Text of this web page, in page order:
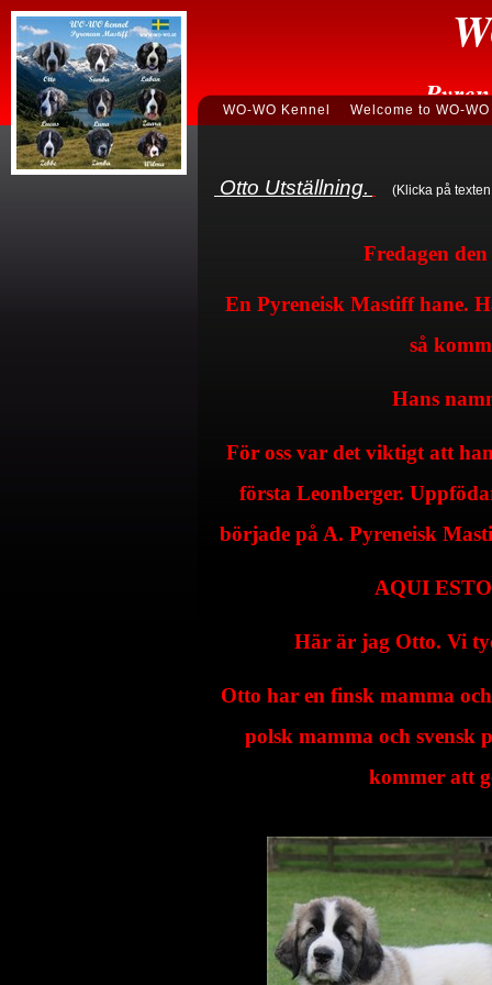
WO-WO Kennel Welcome to WO-
Otto Utställning. (Klicka på texten
Fredagen
En Pyreneisk Mastiff hane.
så
Hans
För oss var det viktigt att
första Leonberger.
började på A. Pyreneisk
AQUI
Här är jag Otto. Vi
Otto har en finsk mamma
polsk mamma och
kommer att